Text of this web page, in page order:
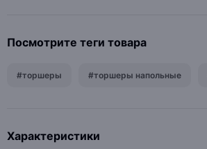
Посмотрите теги товара
#торшеры #торшеры напольные
Характеристики